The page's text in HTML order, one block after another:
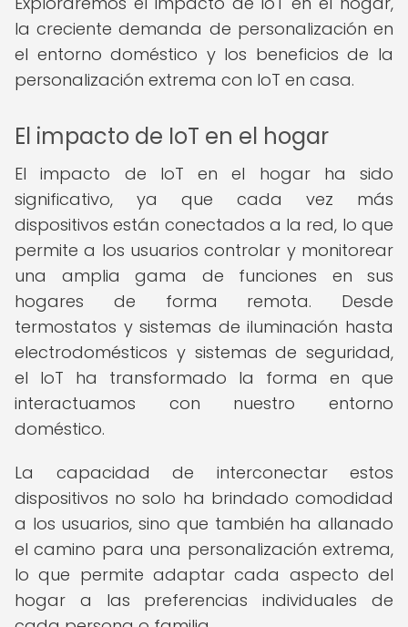
la creciente demanda de personalización en
el entorno doméstico y los beneficios de la
personalización extrema con IoT en casa.
El impacto de IoT en el hogar
El impacto de IoT en el hogar ha sido
significativo, ya que cada vez más
dispositivos están conectados a la red, lo que
permite a los usuarios controlar y monitorear
una amplia gama de funciones en sus
hogares de forma remota. Desde
termostatos y sistemas de iluminación hasta
electrodomésticos y sistemas de seguridad,
el IoT ha transformado la forma en que
interactuamos con nuestro entorno
doméstico.
La capacidad de interconectar estos
dispositivos no solo ha brindado comodidad
a los usuarios, sino que también ha allanado
el camino para una personalización extrema,
lo que permite adaptar cada aspecto del
hogar a las preferencias individuales de